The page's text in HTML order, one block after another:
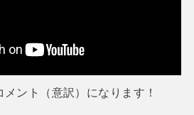
ント（意訳）になります！